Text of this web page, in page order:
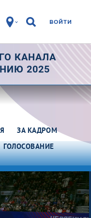
ВОЙТИ
КАНАЛА
2025
ЗА КАДРОМ
ГОЛОСОВАНИЕ